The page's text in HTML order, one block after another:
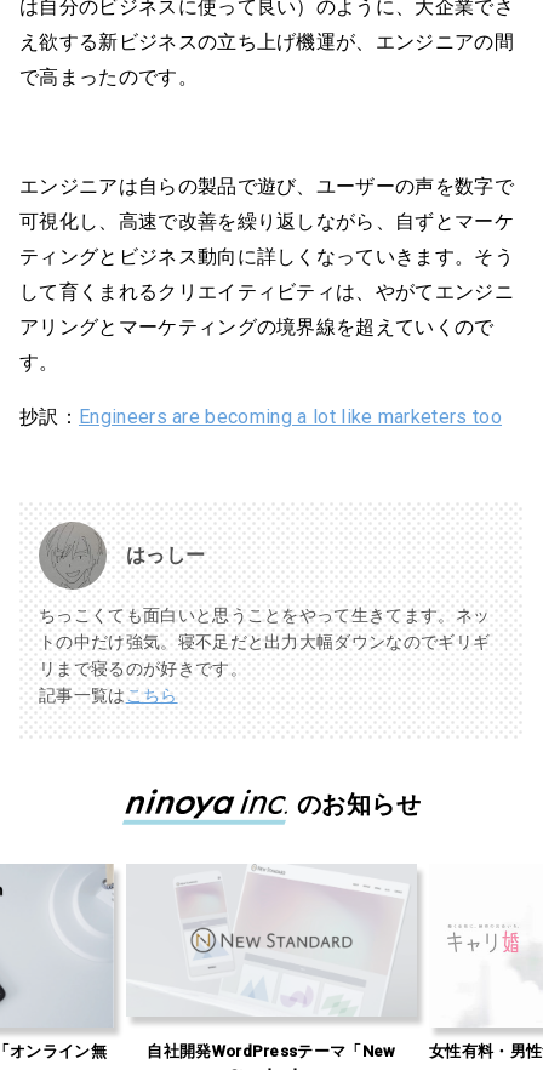
は自分のビジネスに使って良い）のように、大企業でさ
え欲する新ビジネスの立ち上げ機運が、エンジニアの間
で高まったのです。
エンジニアは自らの製品で遊び、ユーザーの声を数字で
可視化し、高速で改善を繰り返しながら、自ずとマーケ
ティングとビジネス動向に詳しくなっていきます。そう
して育くまれるクリエイティビティは、やがてエンジニ
アリングとマーケティングの境界線を超えていくので
す。
抄訳： Engineers are becoming a lot like marketers too
はっしー
ちっこくても面白いと思うことをやって生きてます。ネッ
トの中だけ強気。寝不足だと出力大幅ダウンなのでギリギ
リまで寝るのが好きです。
記事一覧はこちら
のお知らせ
オンライン無
自社開発WordPressテーマ「New
女性有料・男